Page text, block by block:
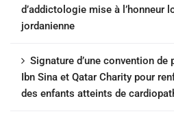
d’addictologie mise à l’honneur
jordanienne
Signature d’une convention de
Ibn Sina et Qatar Charity pour
des enfants atteints de